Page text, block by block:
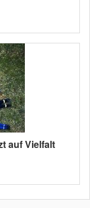
auf Vielfalt